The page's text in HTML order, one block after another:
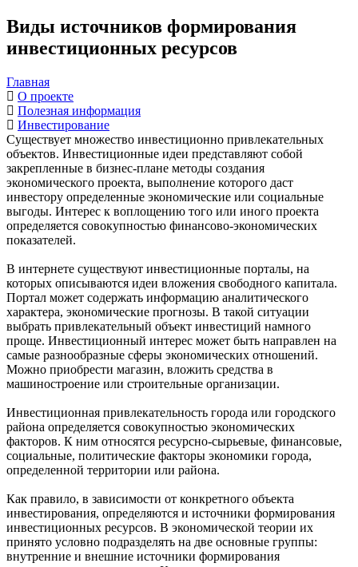
Виды источников формирования
инвестиционных ресурсов
Главная
О проекте
Полезная информация
Инвестирование
Существует множество инвестиционно привлекательных
объектов. Инвестиционные идеи представляют собой
закрепленные в бизнес-плане методы создания
экономического проекта, выполнение которого даст
инвестору определенные экономические или социальные
выгоды. Интерес к воплощению того или иного проекта
определяется совокупностью финансово-экономических
показателей.
В интернете существуют инвестиционные порталы, на
которых описываются идеи вложения свободного капитала.
Портал может содержать информацию аналитического
характера, экономические прогнозы. В такой ситуации
выбрать привлекательный объект инвестиций намного
проще. Инвестиционный интерес может быть направлен на
самые разнообразные сферы экономических отношений.
Можно приобрести магазин, вложить средства в
машиностроение или строительные организации.
Инвестиционная привлекательность города или городского
района определяется совокупностью экономических
факторов. К ним относятся ресурсно-сырьевые, финансовые,
социальные, политические факторы экономики города,
определенной территории или района.
Как правило, в зависимости от конкретного объекта
инвестирования, определяются и источники формирования
инвестиционных ресурсов. В экономической теории их
принято условно подразделять на две основные группы:
внутренние и внешние источники формирования